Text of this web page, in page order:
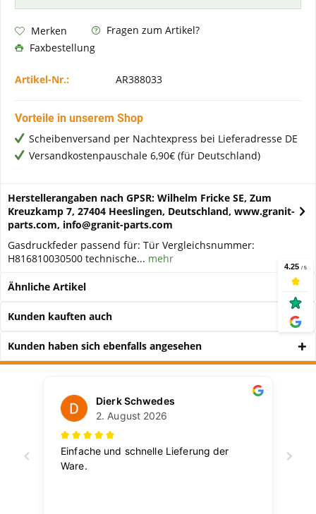
Merken
Fragen zum Artikel?
Faxbestellung
Artikel-Nr.: AR388033
Vorteile in unserem Shop
Scheibenversand per Nachtexpress bei Lieferadresse DE
Versandkostenpauschale 6,90€ (für Deutschland)
Herstellerangaben nach GPSR: Wilhelm Fricke SE, Zum
Kreuzkamp 7, 27404 Heeslingen, Deutschland, www.granit-
parts.com, info@granit-parts.com
Gasdruckfeder passend für: Tür Vergleichsnummer:
H816810030500 technische... mehr
Ähnliche Artikel
Kunden kauften auch
Kunden haben sich ebenfalls angesehen